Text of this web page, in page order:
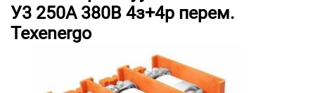
У3 250А 380В 4з+4р перем.
Теxenergo